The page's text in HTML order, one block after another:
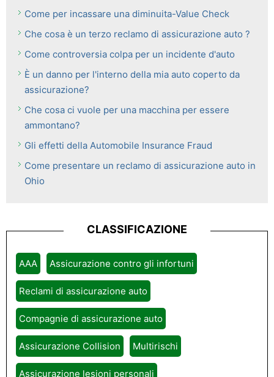
Come per incassare una diminuita-Value Check
Che cosa è un terzo reclamo di assicurazione auto ?
Come controversia colpa per un incidente d'auto
È un danno per l'interno della mia auto coperto da
assicurazione?
Che cosa ci vuole per una macchina per essere
ammontano?
Gli effetti della Automobile Insurance Fraud
Come presentare un reclamo di assicurazione auto in
Ohio
CLASSIFICAZIONE
AAA Assicurazione contro gli infortuni
Reclami di assicurazione auto
Compagnie di assicurazione auto
Assicurazione Collision Multirischi
Assicurazione lesioni personali